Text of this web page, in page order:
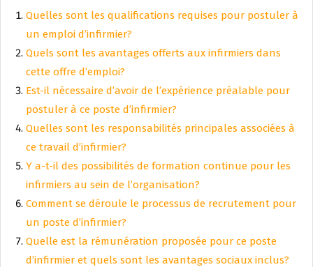
Quelles sont les qualifications requises pour postuler à
un emploi d’infirmier?
Quels sont les avantages offerts aux infirmiers dans
cette offre d’emploi?
Est-il nécessaire d’avoir de l’expérience préalable pour
postuler à ce poste d’infirmier?
Quelles sont les responsabilités principales associées à
ce travail d’infirmier?
Y a-t-il des possibilités de formation continue pour les
infirmiers au sein de l’organisation?
Comment se déroule le processus de recrutement pour
un poste d’infirmier?
Quelle est la rémunération proposée pour ce poste
d’infirmier et quels sont les avantages sociaux inclus?